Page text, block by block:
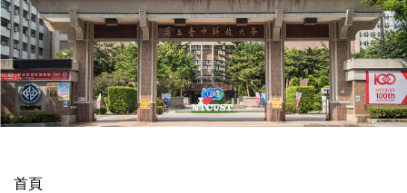
容
區
首頁